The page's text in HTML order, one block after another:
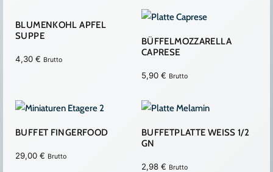
BLUMENKOHL APFEL
SUPPE
4,30 € Brutto
BÜFFELMOZZARELLA
CAPRESE
5,90 € Brutto
BUFFET FINGERFOOD
29,00 € Brutto
BUFFETPLATTE WEISS 1/2
GN
2,98 € Brutto